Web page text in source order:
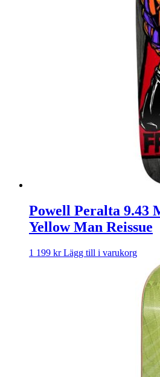
Powell Peralta 9.43
Yellow Man Reissue
1 199 kr Lägg till i varukorg